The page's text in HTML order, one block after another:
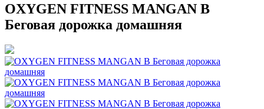
OXYGEN FITNESS MANGAN B
Беговая дорожка домашняя